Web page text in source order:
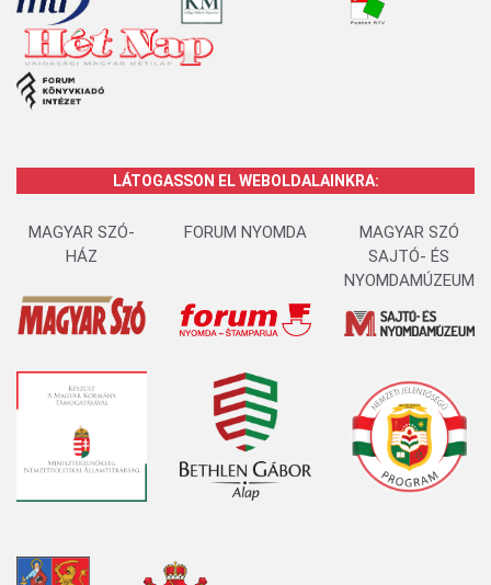
LÁTOGASSON EL WEBOLDALAINKRA:
MAGYAR SZÓ-
HÁZ
FORUM NYOMDA
MAGYAR SZÓ
SAJTÓ- ÉS
NYOMDAMÚZEUM